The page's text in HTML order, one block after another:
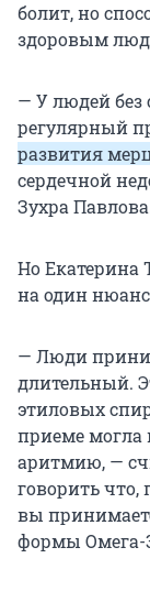
болит, но
здоровым
— У людей без
регулярный
развития
сердечной
Зухра
Но Екатерина
на один
— Люди
длительный.
этиловых
приеме могла
аритмию, —
говорить что,
вы
формы Омега-